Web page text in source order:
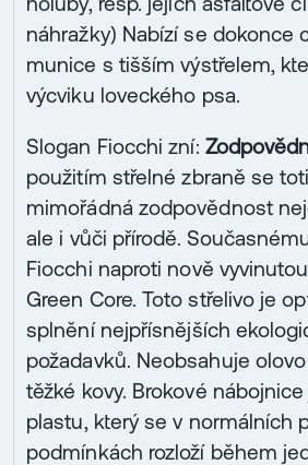
náhražky) Nabízí se dokonce
munice s tišším výstřelem,
výcviku loveckého psa.
Slogan Fiocchi zní:
použitím střelné zbraně se
mimořádná zodpovědnost
ale i vůči přírodě.
Fiocchi naproti nově
Green Core. Toto střelivo je
splnění nejpřísnějších
požadavků. Neobsahuje
těžké kovy. Brokové
plastu, který se v normálních
podmínkách rozloží během